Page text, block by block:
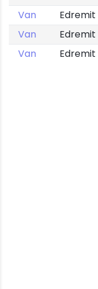
Van
Edremit
Van
Edremit
Van
Edremit